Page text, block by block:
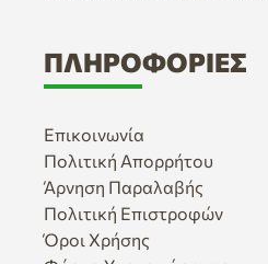
ΠΛΗΡΟΦΟΡΊΕΣ
Επικοινωνία
Πολιτική Απορρήτου
Άρνηση Παραλαβής
Πολιτική Επιστροφών
Όροι Χρήσης